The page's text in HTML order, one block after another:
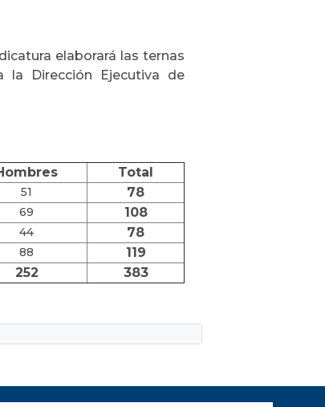
elaborará las ternas
Dirección Ejecutiva de
Total
51 78
69 108
44 78
88
119
252 383